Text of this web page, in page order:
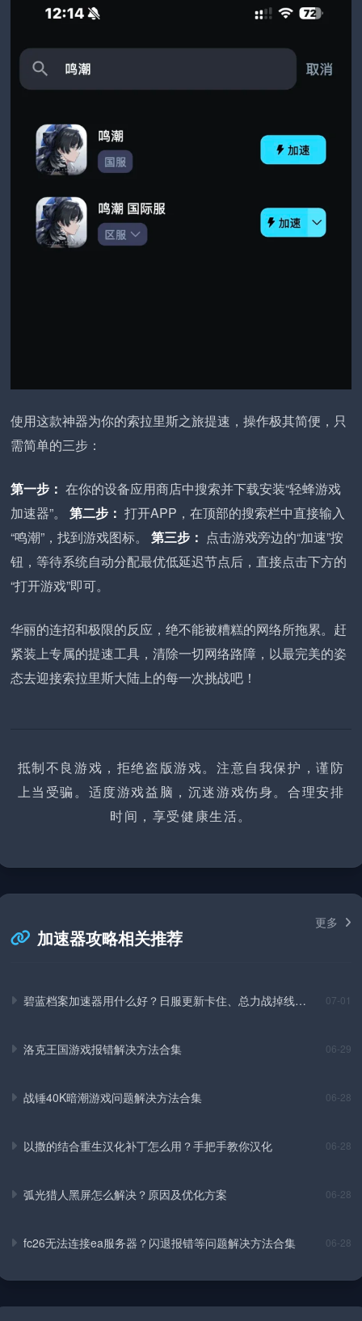
使用这款神器为你的索拉里斯之旅提速，操作极其简便，只
需简单的三步：
第一步： 在你的设备应用商店中搜索并下载安装“轻蜂游戏
加速器”。 第二步： 打开APP，在顶部的搜索栏中直接输入
“鸣潮”，找到游戏图标。 第三步： 点击游戏旁边的“加速”按
钮，等待系统自动分配最优低延迟节点后，直接点击下方的
“打开游戏”即可。
华丽的连招和极限的反应，绝不能被糟糕的网络所拖累。赶
紧装上专属的提速工具，清除一切网络路障，以最完美的姿
态去迎接索拉里斯大陆上的每一次挑战吧！
抵制不良游戏，拒绝盗版游戏。注意自我保护，谨防
上当受骗。适度游戏益脑，沉迷游戏伤身。合理安排
时间，享受健康生活。
加速器攻略相关推荐
更多
碧蓝档案加速器用什么好？日服更新卡住、总力战掉线实
07-01
洛克王国游戏报错解决方法合集 06-29
战锤40K暗潮游戏问题解决方法合集 06-28
以撒的结合重生汉化补丁怎么用？手把手教你汉化 06-28
弧光猎人黑屏怎么解决？原因及优化方案 06-28
fc26无法连接ea服务器？闪退报错等问题解决方法合集 06-28